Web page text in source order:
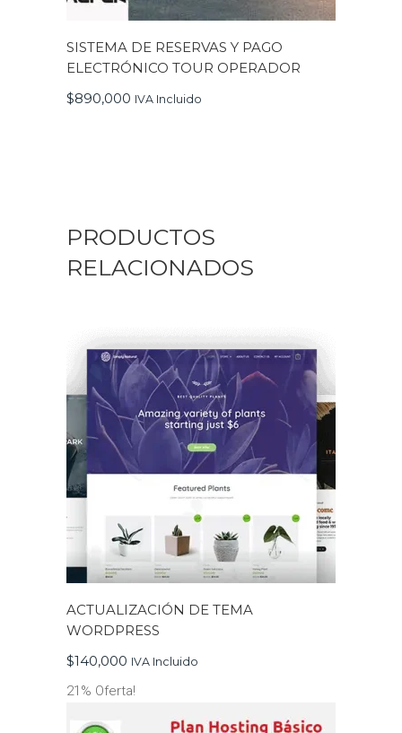
SISTEMA DE RESERVAS Y PAGO
ELECTRÓNICO TOUR OPERADOR
$890,000 IVA Incluido
PRODUCTOS
RELACIONADOS
ACTUALIZACIÓN DE TEMA
WORDPRESS
$140,000 IVA Incluido
21% Oferta!